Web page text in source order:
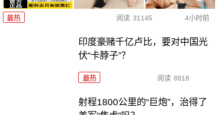
最热 阅读 31145 4小时前
印度豪赌千亿卢比，要对中国光
伏“卡脖子”？
最热 阅读 8818
射程1800公里的“巨炮”，治得了